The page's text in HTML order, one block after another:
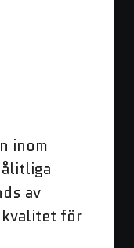
inom
av
kvalitet för